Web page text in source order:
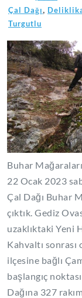
Çal Dağı,
Turgutlu
Buhar
22 Ocak 2023
Çal Dağı Buhar
çıktık. Gediz
uzaklıktaki Yeni
Kahvaltı
ilçesine bağlı
başlangıç
Dağına 327